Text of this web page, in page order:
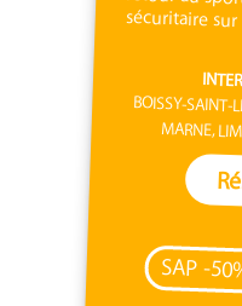
sécuritaire
BOISSY-SAINT-
MARNE,
SAP -